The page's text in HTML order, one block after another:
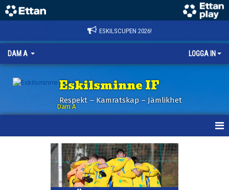
ESKILSCUPEN 2026!
DAM A LOGGA IN
Eskilsminne IF
Respekt – Kamratskap – Jämlikhet
Dam A